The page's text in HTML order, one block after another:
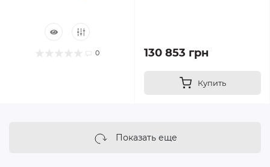
0 130 853 грн
Купить
Показать еще